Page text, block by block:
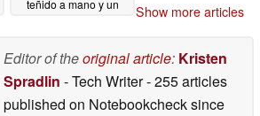
teñido a mano y un
Show more articles
Editor of theoriginal article: Kristen
Spradlin - Tech Writer- 255 articles
published on Notebookchecksince